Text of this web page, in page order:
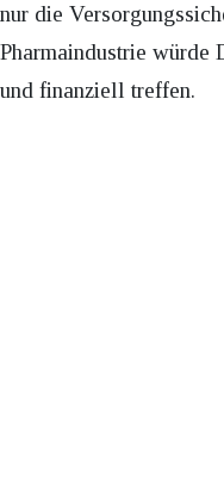
nur die
Pharmaindustrie würde
und finanziell treffen.